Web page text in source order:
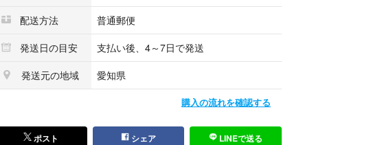
配送方法
普通郵便
発送日の目安
支払い後、4～7日で発送
発送元の地域
愛知県
購入の流れを確認する
ポスト シェア LINEで送る